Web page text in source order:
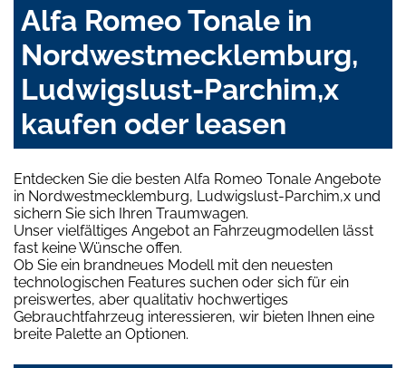
Alfa Romeo Tonale in
Nordwestmecklemburg,
Ludwigslust-Parchim,x
kaufen oder leasen
Entdecken Sie die besten Alfa Romeo Tonale Angebote
in Nordwestmecklemburg, Ludwigslust-Parchim,x und
sichern Sie sich Ihren Traumwagen.
Unser vielfältiges Angebot an Fahrzeugmodellen lässt
fast keine Wünsche offen.
Ob Sie ein brandneues Modell mit den neuesten
technologischen Features suchen oder sich für ein
preiswertes, aber qualitativ hochwertiges
Gebrauchtfahrzeug interessieren, wir bieten Ihnen eine
breite Palette an Optionen.